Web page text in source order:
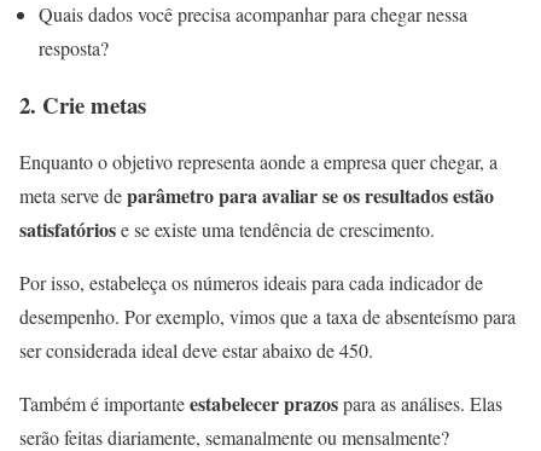
Quais dados você precisa acompanhar para chegar nessa
resposta?
2. Crie metas
Enquanto o objetivo representa aonde a empresa quer chegar, a
meta serve deparâmetro para avaliar se os resultados estão
satisfatóriose se existe uma tendência de crescimento.
Por isso, estabeleça os números ideais para cada indicador de
desempenho. Por exemplo, vimos que a taxa de absenteísmo para
ser considerada ideal deve estar abaixo de 450.
Também é importanteestabelecer prazospara as análises. Elas
serão feitas diariamente, semanalmente ou mensalmente?